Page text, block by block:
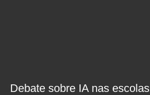
Debate sobre IA nas escolas